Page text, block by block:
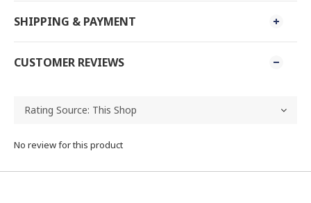
SHIPPING & PAYMENT
CUSTOMER REVIEWS
No review for this product